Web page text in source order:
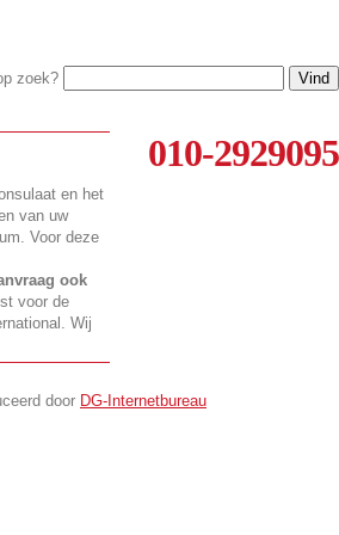
zoek?
010-2929095
en het
van uw
Voor deze
ook
voor de
Wij
door DG-Internetbureau